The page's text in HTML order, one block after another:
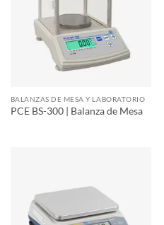
BALANZAS DE MESA Y LABORATORIO
PCE BS-300 | Balanza de Mesa